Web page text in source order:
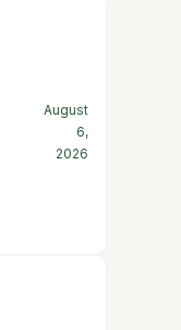
August
6,
2026